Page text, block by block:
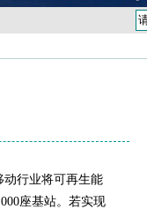
动行业将可再生能
座基站。若实现